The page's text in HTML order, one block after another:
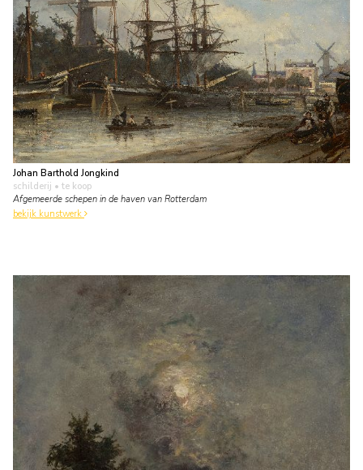
Johan Barthold Jongkind
schilderij • te koop
Afgemeerde schepen in de haven van Rotterdam
bekijk kunstwerk